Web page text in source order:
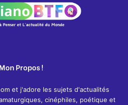
Propos !
et j'adore les sujets d'actualités
cinéphiles, poétique et